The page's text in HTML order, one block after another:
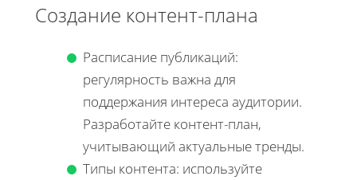
Создание контент-плана
Расписание публикаций:
регулярность важна для
поддержания интереса аудитории.
Разработайте контент-план,
учитывающий актуальные тренды.
Типы контента: используйте